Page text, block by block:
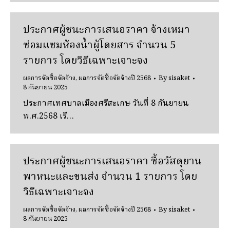
ประกาศผู้ชนะการเสนอราคา จ้างเหมา
ซ่อมแซมห้องน้ำผู้โดยสาร จํานวน 5
รายการ โดยวิธีเฉพาะเจาะจง
ผลการจัดซื้อจัดจ้าง,ผลการจัดซื้อจัดจ้างปี 2568 Bysisaket
8 กันยายน 2025
ประกาศเทศบาลเมืองศรีสะเกษ วันที่ 8 กันยายน
พ.ศ.2568 เรื…
ประกาศผู้ชนะการเสนอราคา ซื้อวัสดุยาน
พาหนะและขนส่ง จํานวน 1 รายการ โดย
วิธีเฉพาะเจาะจง
ผลการจัดซื้อจัดจ้าง,ผลการจัดซื้อจัดจ้างปี 2568 Bysisaket
8 กันยายน 2025